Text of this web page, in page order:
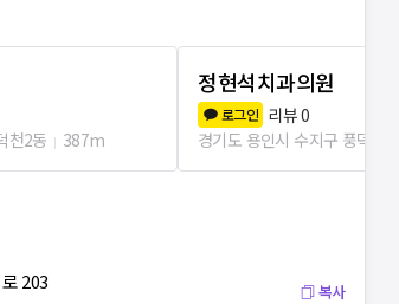
천2동
387m
정현석치과의원
로그인 리뷰0
경기도 용인시 수지구 풍덕천2동
203 복사